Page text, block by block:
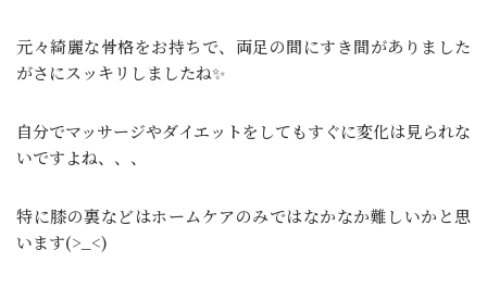
元々綺麗な骨格をお持ちで、両足の間にすき間がありました
がさにスッキリしましたね✨
自分でマッサージやダイエットをしてもすぐに変化は見られな
いですよね、、、
特に膝の裏などはホームケアのみではなかなか難しいかと思
います(>_<)